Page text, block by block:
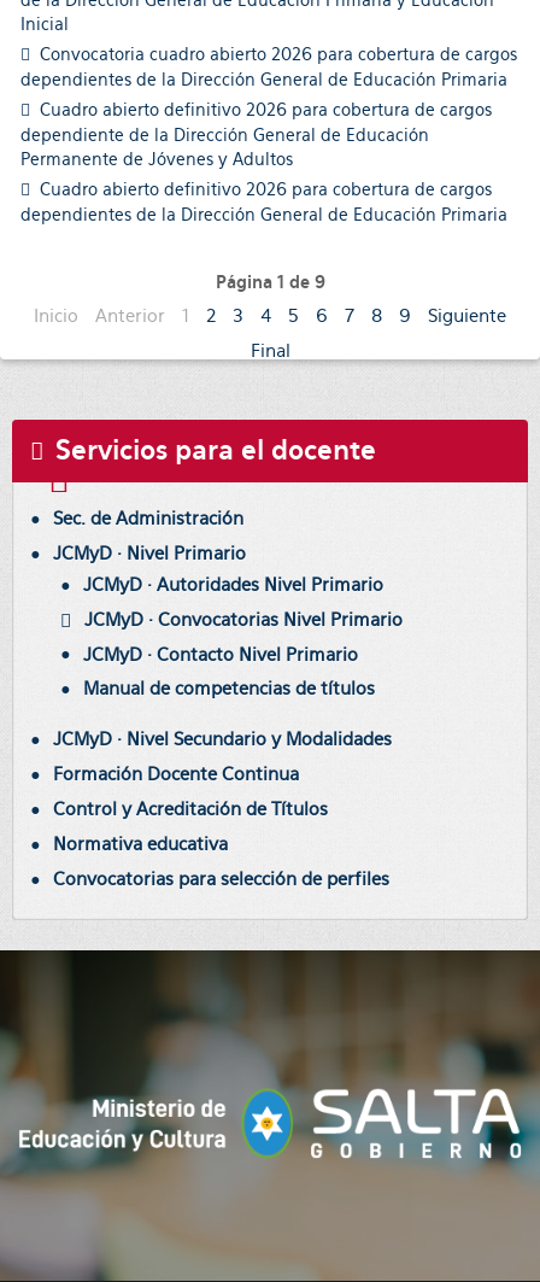
Inicial
Convocatoria cuadro abierto 2026 para cobertura de cargos
dependientes de la Dirección General de Educación Primaria
Cuadro abierto definitivo 2026 para cobertura de cargos
dependiente de la Dirección General de Educación
Permanente de Jóvenes y Adultos
Cuadro abierto definitivo 2026 para cobertura de cargos
dependientes de la Dirección General de Educación Primaria
Página 1 de 9
Inicio Anterior 1 2 3 4 5 6 7 8 9
Siguiente
Final
Servicios para el docente
Sec. de Administración
JCMyD · Nivel Primario
JCMyD · Autoridades Nivel Primario
JCMyD · Convocatorias Nivel Primario
JCMyD · Contacto Nivel Primario
Manual de competencias de títulos
JCMyD · Nivel Secundario y Modalidades
Formación Docente Continua
Control y Acreditación de Títulos
Normativa educativa
Convocatorias para selección de perfiles